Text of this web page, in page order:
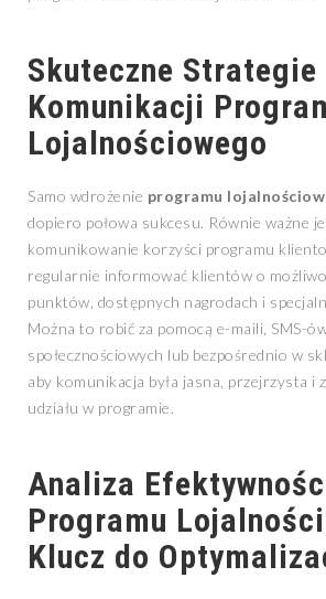
Skuteczne Strategie
Komunikacji
Lojalnościowego
Samo wdrożenie programu
dopiero połowa sukcesu. Równie ważne
komunikowanie korzyści programu
regularnie informować klientów o
punktów, dostępnych nagrodach i
Można to robić za pomocą e-maili, SMS-
społecznościowych lub bezpośrednio w
aby komunikacja była jasna, przejrzysta i
udziału w programie.
Analiza
Programu
Klucz do